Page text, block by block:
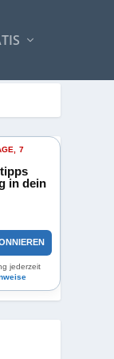
7
in dein
jederzeit